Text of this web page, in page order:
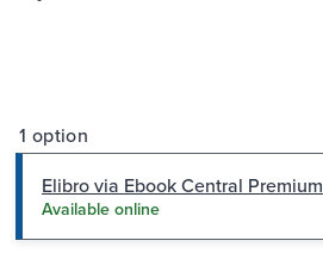
1 option
Elibro via Ebook Central Premium
Available online